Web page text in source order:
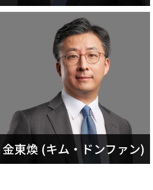
金東煥 (キム・ドンファン)